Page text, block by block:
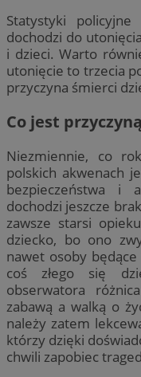
Statystyki
dochodzi do
i dzieci. Warto
utonięcie to trzecia
przyczyna śmierci
Co jest
Niezmiennie, co
polskich akwenach
bezpieczeństwa i
dochodzi jeszcze
zawsze starsi
dziecko, bo ono
nawet osoby
coś złego się
obserwatora
zabawą a walką o
należy zatem
którzy dzięki
chwili zapobiec